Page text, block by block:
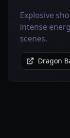
Explosive
intense
scenes.
Dragon